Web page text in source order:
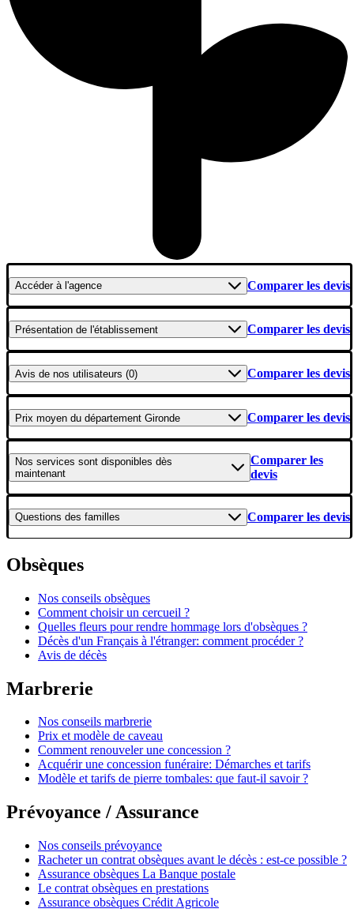
Accéderà l'agence Comparer les devis
Présentation de l'établissement Comparer les devis
Avis de nos utilisateurs (0) Comparer les devis
Prix moyen du département Gironde Comparer les devis
Nos services sont disponibles dès
maintenant
Comparer les
devis
Questions des familles Comparer les devis
Obsèques
Nos conseils obsèques
Comment choisir un cercueil ?
Quelles fleurs pour rendre hommage lors d'obsèques ?
Décès d'un Français à l'étranger: comment procéder ?
Avis de décès
Marbrerie
Nos conseils marbrerie
Prix et modèle de caveau
Comment renouveler une concession ?
Acquérir une concession funéraire: Démarches et tarifs
Modèle et tarifs de pierre tombales: que faut-il savoir ?
Prévoyance / Assurance
Nos conseils prévoyance
Racheter un contrat obsèques avant le décès : est-ce possible ?
Assurance obsèques La Banque postale
Le contrat obsèques en prestations
Assurance obsèques Crédit Agricole